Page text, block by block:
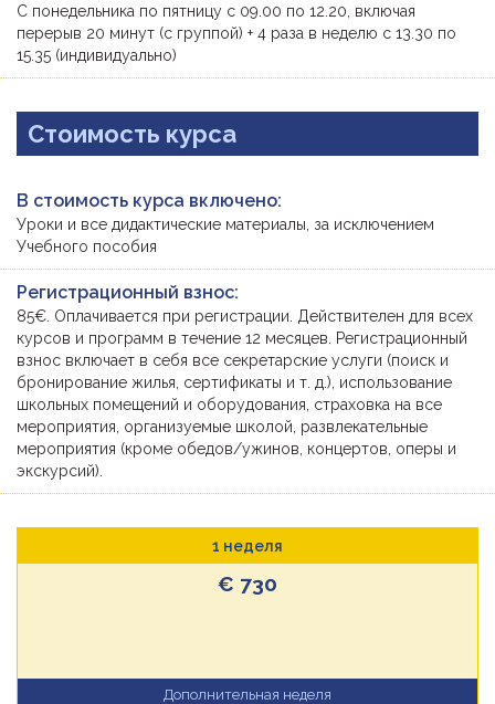
С понедельника по пятницу с 09.00 по 12.20, включая
перерыв 20 минут (с группой) + 4 раза в неделю с 13.30 по
15.35 (индивидуально)
Стоимость курса
В стоимость курса включено:
Уроки и все дидактические материалы, за исключением
Учебного пособия
Регистрационный взнос:
85€. Оплачивается при регистрации. Действителен для всех
курсов и программ в течение 12 месяцев. Регистрационный
взнос включает в себя все секретарские услуги (поиск и
бронирование жилья, сертификаты и т. д.), использование
школьных помещений и оборудования, страховка на все
мероприятия, организуемые школой, развлекательные
мероприятия (кроме обедов/ужинов, концертов, оперы и
экскурсий).
1 неделя
€ 730
Дополнительная неделя